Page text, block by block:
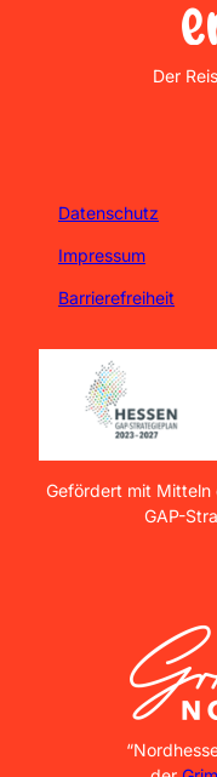
Nordhessen Erleben
Der
Datenschutz
Impressum
Barrierefreiheit
Gefördert mit Mitteln
GAP-
GrimmHeimat NordHessen